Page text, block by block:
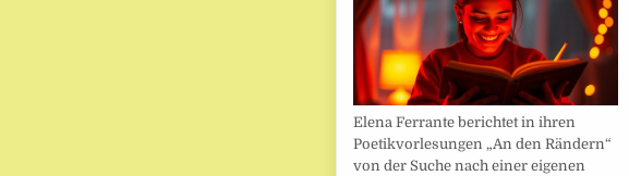
Elena Ferrante berichtet in ihren
Poetikvorlesungen „An den Rändern“
von der Suche nach einer eigenen